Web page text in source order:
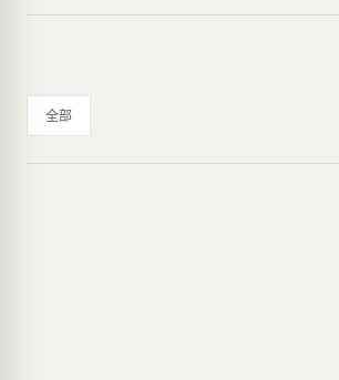
全部